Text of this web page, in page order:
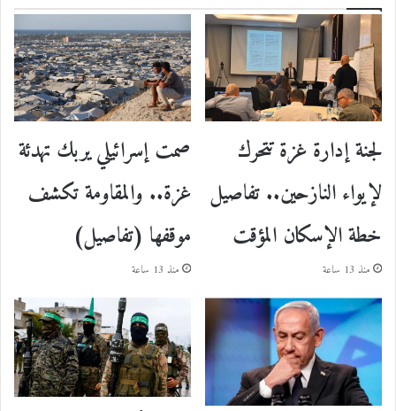
لجنة إدارة غزة تتحرك
لإيواء النازحين.. تفاصيل
خطة الإسكان المؤقت
منذ 13 ساعة
صمت إسرائيلي يربك تهدئة
غزة.. والمقاومة تكشف
موقفها (تفاصيل)
منذ 13 ساعة